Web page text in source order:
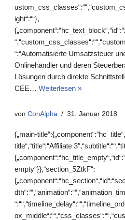
ight“:““},
“:“Automatisierte Umsatzsteuer
Onlinehändler und deren
Lösungen durch direkte
CEE… Weiterlesen »
von ConAlpha 31. Januar 2018
{„main-
title“,“title“:“Affiliate
empty“}},“section_5ZtkF“: